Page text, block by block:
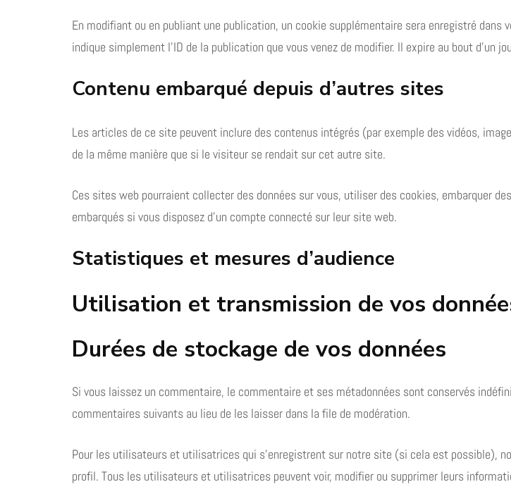
En modifiant ou en publiant une publication, un cookie supplémentaire sera enregistré dans
indique simplement l’ID de la publication que vous venez de modifier. Il expire au bout d’un
Contenu embarqué depuis d’autres sites
Les articles de ce site peuvent inclure des contenus intégrés (par exemple des vidéos,
de la même manière que si le visiteur se rendait sur cet autre site.
Ces sites web pourraient collecter des données sur vous, utiliser des cookies, embarquer
embarqués si vous disposez d’un compte connecté sur leur site web.
Statistiques et mesures d’audience
Utilisation et transmission de vos
Durées de stockage de vos données
Si vous laissez un commentaire, le commentaire et ses métadonnées sont conservés
commentaires suivants au lieu de les laisser dans la file de modération.
Pour les utilisateurs et utilisatrices qui s’enregistrent sur notre site (si cela est possible),
profil. Tous les utilisateurs et utilisatrices peuvent voir, modifier ou supprimer leurs